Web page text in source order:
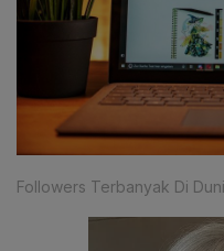
Followers Terbanyak Di